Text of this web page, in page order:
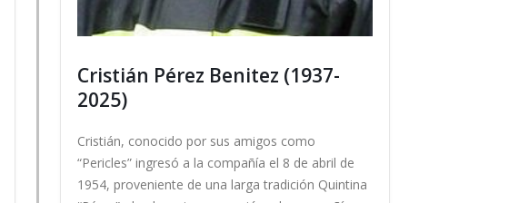
Cristián Pérez Benitez (1937-
2025)
Cristián, conocido por sus amigos como
“Pericles” ingresó a la compañía el 8 de abril de
1954, proveniente de una larga tradición Quintina